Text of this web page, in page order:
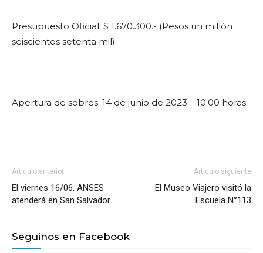
Presupuesto Oficial: $ 1.670.300.- (Pesos un millón
seiscientos setenta mil).
Apertura de sobres: 14 de junio de 2023 – 10:00 horas.
Artículo anterior
El viernes 16/06, ANSES
atenderá en San Salvador
Artículo siguiente
El Museo Viajero visitó la
Escuela N°113
Seguinos en Facebook